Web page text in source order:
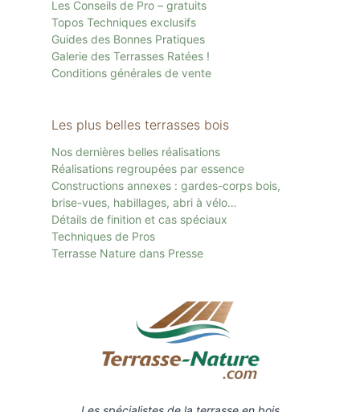
Les Conseils de Pro – gratuits
Topos Techniques exclusifs
Guides des Bonnes Pratiques
Galerie des Terrasses Ratées !
Conditions générales de vente
Les plus belles terrasses bois
Nos dernières belles réalisations
Réalisations regroupées par essence
Constructions annexes : gardes-corps bois,
brise-vues, habillages, abri à vélo…
Détails de finition et cas spéciaux
Techniques de Pros
Terrasse Nature dans Presse